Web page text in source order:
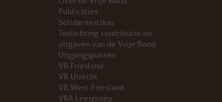
PROBLEMY Z AGENCJA… PRACY TYMCZASOWEJ
KUNST-ANARCHISTISCHE DAG BAJEENKOMST
VERKIEZINGEN
BASTION BASTARDS
Publicaties
Solidariteitskas
Toelichting contributie en
uitgaven van de Vrije Bond
Uitgangspunten
VB Friesland
VB Utrecht
VB West-Friesland
VBA Leesgroep